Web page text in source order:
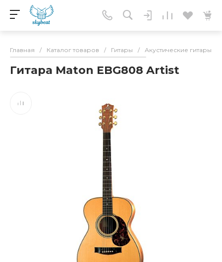
Главная / Каталог товаров / Гитары / Акустические гитары
Гитара Maton EBG808 Artist